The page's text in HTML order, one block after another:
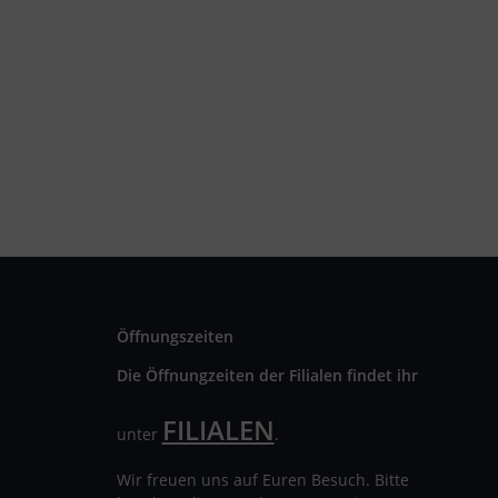
Öffnungszeiten
Die Öffnungzeiten der Filialen findet ihr
unter FILIALEN.
Wir freuen uns auf Euren Besuch. Bitte